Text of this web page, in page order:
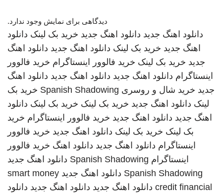
دیدگاهی برای نمایش وجود ندارد.
دانلود اهنگ جدید دانلود اهنگ جدید خرید بک لینک دانلود
اهنگ جدید خرید بک لینک دانلود اهنگ جدید دانلود اهنگ
جدید خرید بک لینک خرید فالوور اینستاگرام خرید فالوور
اینستاگرام دانلود اهنگ جدید دانلود اهنگ جدید دانلود اهنگ
جدید خرید شال و روسری Spanish Shadowing خرید بک
لینک دانلود اهنگ جدید خرید بک لینک خرید بک لینک دانلود
اهنگ جدید دانلود اهنگ جدید خرید فالوور اینستاگرام خرید
بک لینک خرید بک لینک دانلود اهنگ جدید خرید فالوور
اینستاگرام دانلود اهنگ جدید دانلود اهنگ خرید فالوور
اینستاگرام Spanish Shadowing دانلود اهنگ جدید
Spanish Shadowing دانلود اهنگ جدید smart money
credit financial دانلود اهنگ جدید دانلود اهنگ جدید دانلود